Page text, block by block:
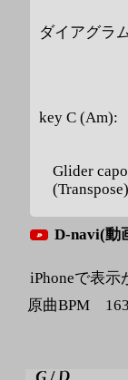
ダイアグラ
key C (Am):
Glider
(Transpose)
D-navi(動
iPhoneで表示
原曲BPM 163